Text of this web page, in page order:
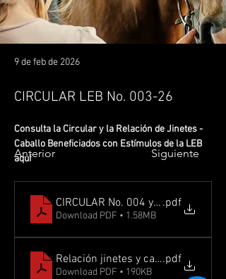
9 de feb de 2026
CIRCULAR LEB No. 003-26
Anterior Siguiente
Consulta la Circular y la Relación de Jinetes -
Caballo Beneficiados con Estímulos de la LEB
aquí
CIRCULAR No. 004 y CIRCULAR
.pdf
Download PDF • 1.58MB
Relación jinetes y caballos que
.pdf
Download PDF • 190KB